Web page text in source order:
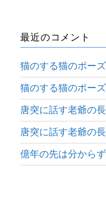
最近のコメント
猫のする猫のポー
猫のする猫のポー
唐突に話す老爺の
唐突に話す老爺の
億年の先は分から